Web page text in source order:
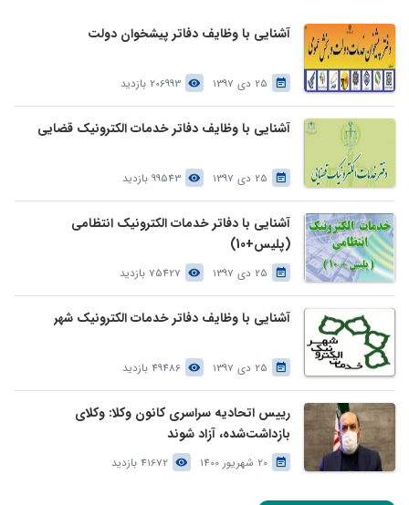
آشنایی با وظایف دفاتر پیشخوان دولت
25 دی 1397 206993 بازدید
آشنایی با وظایف دفاتر خدمات الکترونیک قضایی
25 دی 1397 99543 بازدید
آشنایی با دفاتر خدمات الکترونیک انتظامی
(پلیس+10)
25 دی 1397 75427 بازدید
آشنایی با وظایف دفاتر خدمات الکترونیک شهر
25 دی 1397 49486 بازدید
رییس اتحادیه سراسری کانون وکلا: وکلای
بازداشت‌شده، آزاد شوند
20 شهریور 1400 41672 بازدید